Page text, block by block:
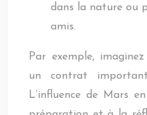
dans la nature ou
amis.
Par exemple,
un contrat
L’influence de Mars